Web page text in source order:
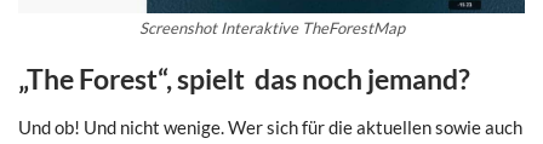
Screenshot Interaktive TheForestMap
„The Forest“, spielt das noch jemand?
Und ob! Und nicht wenige. Wer sich für die aktuellen sowie auch